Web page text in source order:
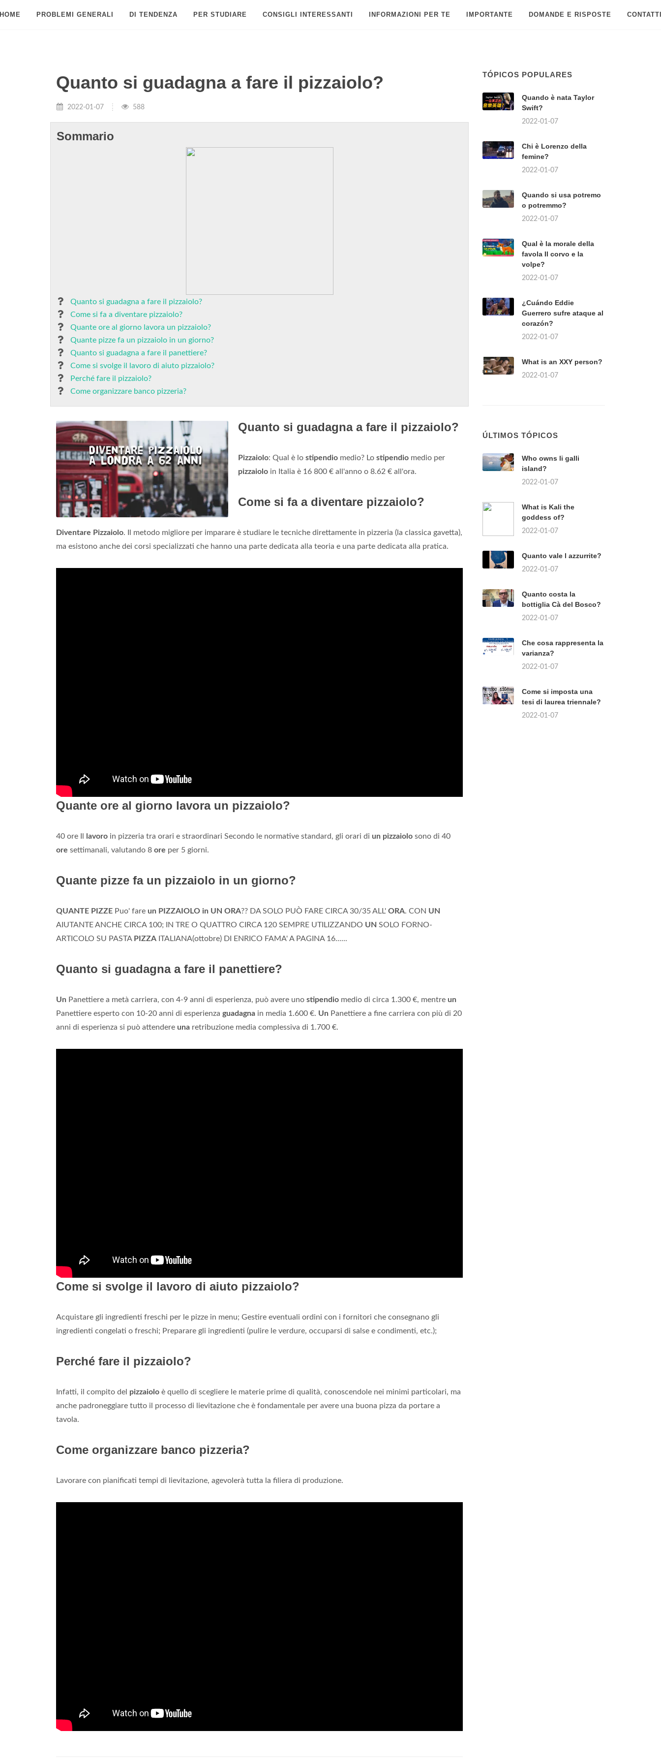
PROBLEMI GENERALI DI TENDENZA PER STUDIARE CONSIGLI INTERESSANTI INFORMAZIONI PER TE IMPORTANTE DOMANDE E RISPOSTE
Quanto si guadagna a fare il pizzaiolo?
2022-01-07 588
Sommario
Quanto si guadagna a fare il pizzaiolo?
Come si fa a diventare pizzaiolo?
Quante ore al giorno lavora un pizzaiolo?
Quante pizze fa un pizzaiolo in un giorno?
Quanto si guadagna a fare il panettiere?
Come si svolge il lavoro di aiuto pizzaiolo?
Perché fare il pizzaiolo?
Come organizzare banco pizzeria?
Quanto si guadagna a fare il pizzaiolo?
Pizzaiolo: Qual è lo stipendio medio? Lo stipendio medio per
pizzaiolo in Italia è 16 800 € all'anno o 8.62 € all'ora.
Come si fa a diventare pizzaiolo?
Diventare Pizzaiolo. Il metodo migliore per imparare è studiare le tecniche direttamente in pizzeria (la classica gavetta),
ma esistono anche dei corsi specializzati che hanno una parte dedicata alla teoria e una parte dedicata alla pratica.
Quante ore al giorno lavora un pizzaiolo?
40 ore Il lavoro in pizzeria tra orari e straordinari Secondo le normative standard, gli orari di un pizzaiolo sono di 40
ore settimanali, valutando 8 ore per 5 giorni.
Quante pizze fa un pizzaiolo in un giorno?
QUANTE PIZZE Puo' fare un PIZZAIOLO in UN ORA?? DA SOLO PUÒ FARE CIRCA 30/35 ALL' ORA. CON UN
AIUTANTE ANCHE CIRCA 100; IN TRE O QUATTRO CIRCA 120 SEMPRE UTILIZZANDO UN SOLO FORNO-
ARTICOLO SU PASTA PIZZA ITALIANA(ottobre) DI ENRICO FAMA' A PAGINA 16......
Quanto si guadagna a fare il panettiere?
Un Panettiere a metà carriera, con 4-9 anni di esperienza, può avere uno stipendio medio di circa 1.300 €, mentre un
Panettiere esperto con 10-20 anni di esperienza guadagna in media 1.600 €. Un Panettiere a fine carriera con più di 20
anni di esperienza si può attendere una retribuzione media complessiva di 1.700 €.
Come si svolge il lavoro di aiuto pizzaiolo?
Acquistare gli ingredienti freschi per le pizze in menu; Gestire eventuali ordini con i fornitori che consegnano gli
ingredienti congelati o freschi; Preparare gli ingredienti (pulire le verdure, occuparsi di salse e condimenti, etc.);
Perché fare il pizzaiolo?
Infatti, il compito del pizzaiolo è quello di scegliere le materie prime di qualità, conoscendole nei minimi particolari, ma
anche padroneggiare tutto il processo di lievitazione che è fondamentale per avere una buona pizza da portare a
tavola.
Come organizzare banco pizzeria?
Lavorare con pianificati tempi di lievitazione, agevolerà tutta la filiera di produzione.
TÓPICOS POPULARES
Quando è nata Taylor
Swift?
2022-01-07
Chi è Lorenzo della
femine?
2022-01-07
Quando si usa potremo
o potremmo?
2022-01-07
Qual è la morale della
favola Il corvo e la
volpe?
2022-01-07
¿Cuándo Eddie
Guerrero sufre ataque al
corazón?
2022-01-07
What is an XXY person?
2022-01-07
ÚLTIMOS TÓPICOS
Who owns li galli
island?
2022-01-07
What is Kali the
goddess of?
2022-01-07
Quanto vale l azzurrite?
2022-01-07
Quanto costa la
bottiglia Cà del Bosco?
2022-01-07
Che cosa rappresenta la
varianza?
2022-01-07
Come si imposta una
tesi di laurea triennale?
2022-01-07